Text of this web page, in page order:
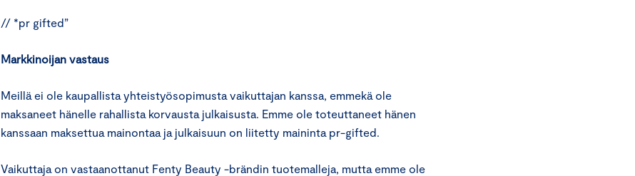
// *pr gifted”
Markkinoijan vastaus
Meillä ei ole kaupallista yhteistyösopimusta vaikuttajan kanssa, emmekä ole
maksaneet hänelle rahallista korvausta julkaisusta. Emme ole toteuttaneet hänen
kanssaan maksettua mainontaa ja julkaisuun on liitetty maininta pr-gifted.
Vaikuttaja on vastaanottanut Fenty Beauty -brändin tuotemalleja, mutta emme ole